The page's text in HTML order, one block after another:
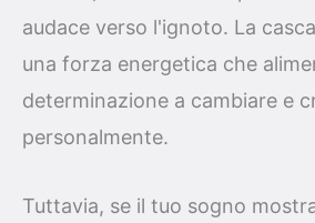
audace verso l'ignoto. La
una forza energetica che
determinazione a cambiare e
personalmente.
Tuttavia, se il tuo sogno